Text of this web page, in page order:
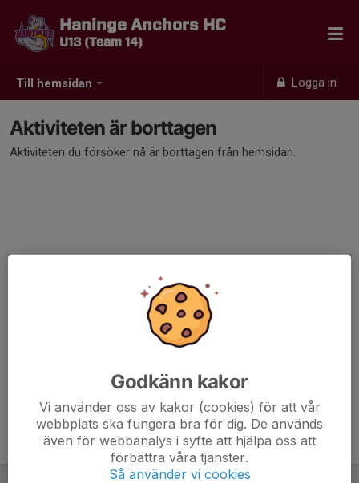
Till hemsidan Logga in
Haninge Anchors HC
U13 (Team 14)
Aktiviteten är borttagen
Aktiviteten du försöker nå är borttagen från hemsidan.
Godkänn kakor
Vi använder oss av kakor (cookies) för att vår
webbplats ska fungera bra för dig. De används
även för webbanalys i syfte att hjälpa oss att
förbättra våra tjänster.
Så använder vi cookies